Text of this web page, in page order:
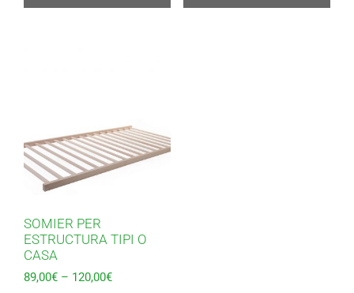
SOMIER PER
ESTRUCTURA TIPI O
CASA
89,00€ – 120,00€